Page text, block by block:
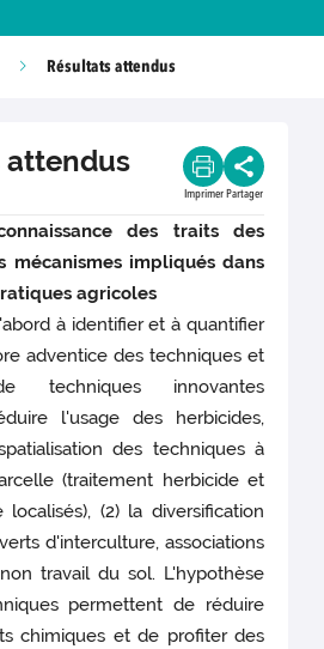
Résultats attendus
attendus
Imprimer Partager
des traits des
mécanismes impliqués dans
agricoles
à identifier et à quantifier
adventice des techniques et
techniques innovantes
l'usage des herbicides,
des techniques à
(traitement herbicide et
localisés), (2) la diversification
d'interculture, associations
travail du sol. L'hypothèse
permettent de réduire
chimiques et de profiter des